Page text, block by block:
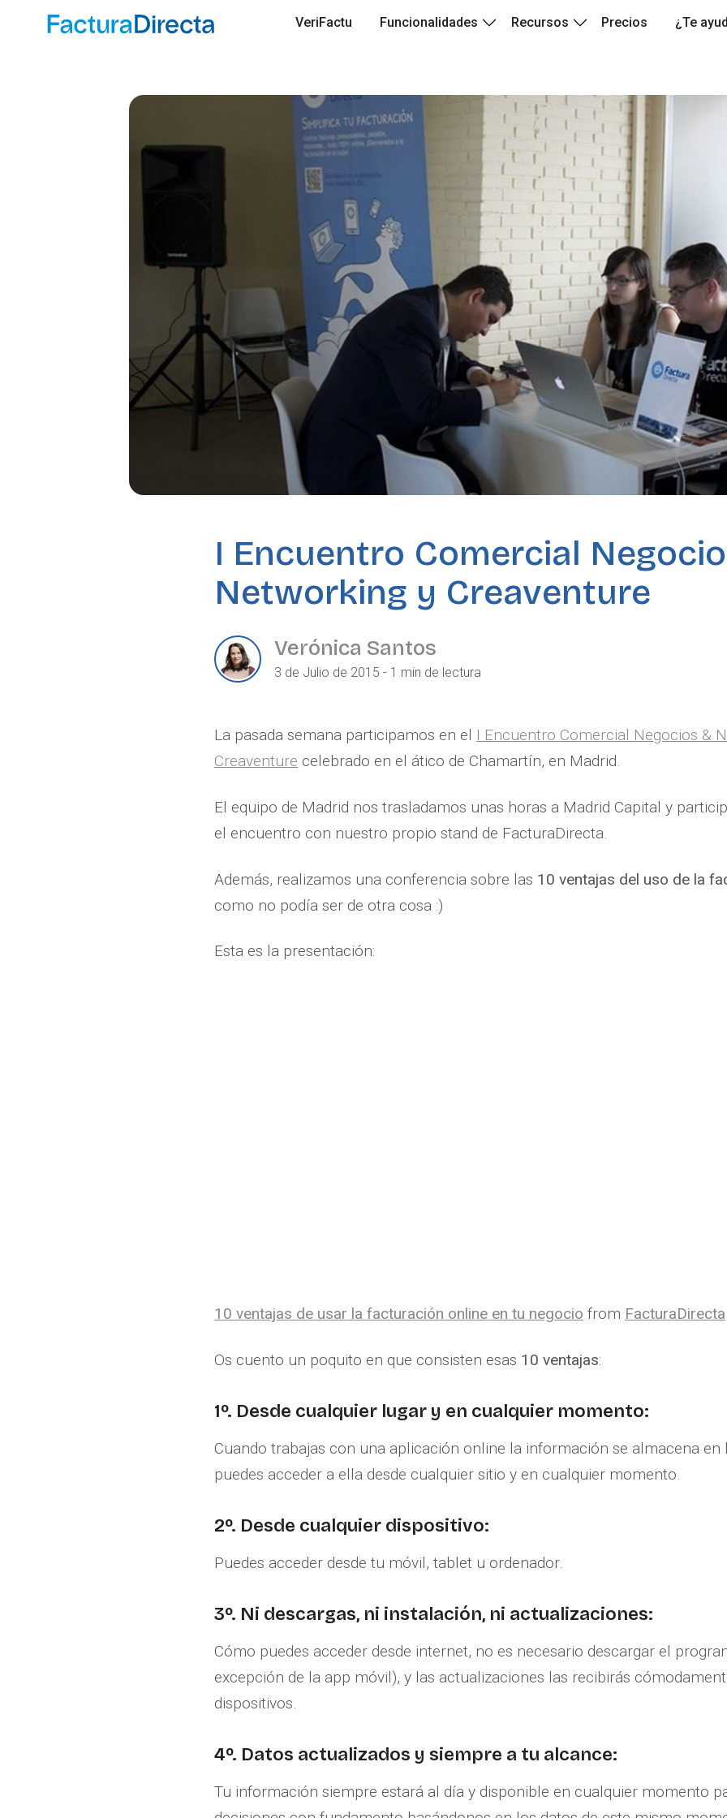
VeriFactu Funcionalidades Recursos Precios ¿Te
I Encuentro Comercial
Networking y Creaventure
Verónica Santos
3 de Julio de 2015 - 1 min de lectura
La pasada semana participamos en el I Encuentro Comercial Negocios &
Creaventure celebrado en el ático de Chamartín, en Madrid.
El equipo de Madrid nos trasladamos unas horas a Madrid Capital y
el encuentro con nuestro propio stand de FacturaDirecta.
Además, realizamos una conferencia sobre las 10 ventajas del uso de la
como no podía ser de otra cosa :)
Esta es la presentación:
10 ventajas de usar la facturación online en tu negocio from FacturaDirecta
Os cuento un poquito en que consisten esas 10 ventajas:
1º. Desde cualquier lugar y en cualquier momento:
Cuando trabajas con una aplicación online la información se almacena
puedes acceder a ella desde cualquier sitio y en cualquier momento.
2º. Desde cualquier dispositivo:
Puedes acceder desde tu móvil, tablet u ordenador.
3º. Ni descargas, ni instalación, ni actualizaciones:
Cómo puedes acceder desde internet, no es necesario descargar el
excepción de la app móvil), y las actualizaciones las recibirás
dispositivos.
4º. Datos actualizados y siempre a tu alcance:
Tu información siempre estará al día y disponible en cualquier momento